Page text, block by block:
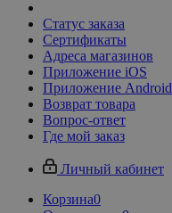
Статус заказа
Сертификаты
Адреса магазинов
Приложение iOS
Приложение Android
Возврат товара
Вопрос-ответ
Где мой заказ
Личный кабинет
Корзина0